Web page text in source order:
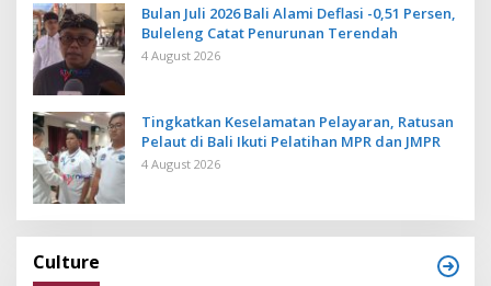
Bulan Juli 2026 Bali Alami Deflasi -0,51 Persen,
Buleleng Catat Penurunan Terendah
4 August 2026
Tingkatkan Keselamatan Pelayaran, Ratusan
Pelaut di Bali Ikuti Pelatihan MPR dan JMPR
4 August 2026
Culture